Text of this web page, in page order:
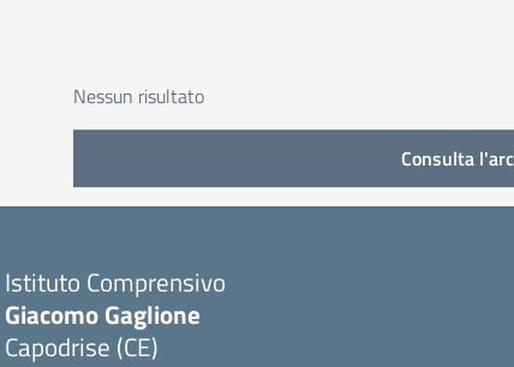
Nessun risultato
Consulta
Istituto Comprensivo
Giacomo Gaglione
Capodrise (CE)